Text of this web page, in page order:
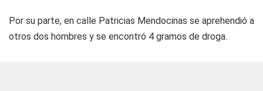
Por su parte, en calle Patricias Mendocinas se aprehendió a
otros dos hombres y se encontró 4 gramos de droga.